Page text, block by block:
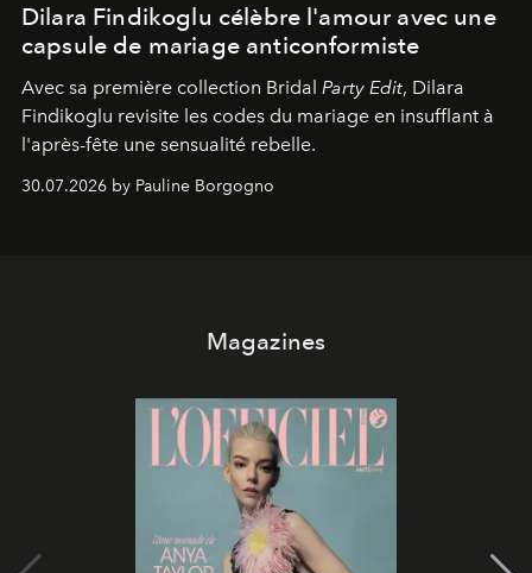
Dilara Findikoglu célèbre l'amour avec une
capsule de mariage anticonformiste
Avec sa première collection Bridal Party Edit, Dilara
Findikoglu revisite les codes du mariage en insufflant à
l'après-fête une sensualité rebelle.
30.07.2026 by Pauline Borgogno
Magazines